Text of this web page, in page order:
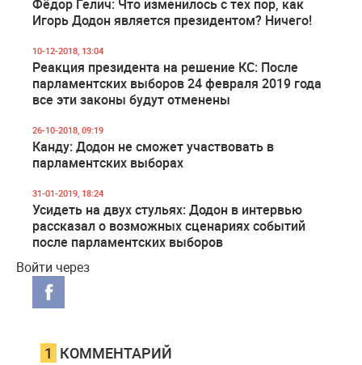
Фёдор Гелич: Что изменилось с тех пор, как
Игорь Додон является президентом? Ничего!
10-12-2018, 13:04
Реакция президента на решение КС: После
парламентских выборов 24 февраля 2019 года
все эти законы будут отменены
26-10-2018, 09:19
Канду: Додон не сможет участвовать в
парламентских выборах
31-01-2019, 18:24
Усидеть на двух стульях: Додон в интервью
рассказал о возможных сценариях событий
после парламентских выборов
Войти через
1 КОММЕНТАРИЙ